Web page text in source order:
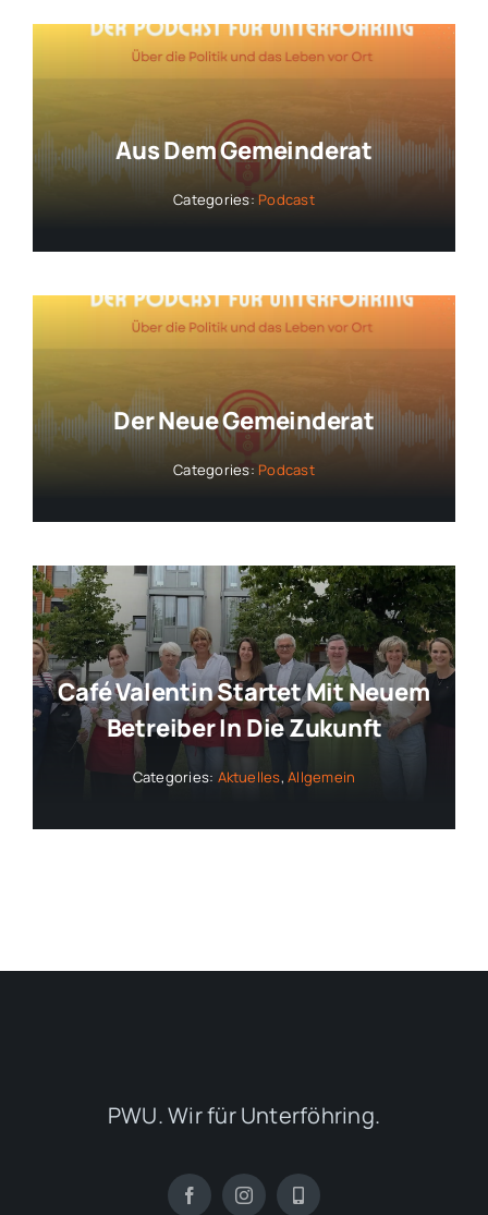
Aus Dem Gemeinderat
Categories: Podcast
Der Neue Gemeinderat
Categories: Podcast
Café Valentin Startet Mit Neuem
Betreiber In Die Zukunft
Categories: Aktuelles,Allgemein
PWU. Wir für Unterföhring.